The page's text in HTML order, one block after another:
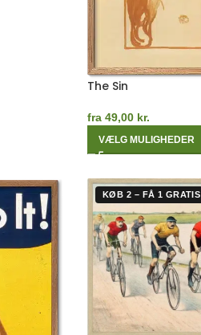
The Sin
fra 49,00 kr.
VÆLG MULIGHEDER
KØB 2 – FÅ 1 GRATIS